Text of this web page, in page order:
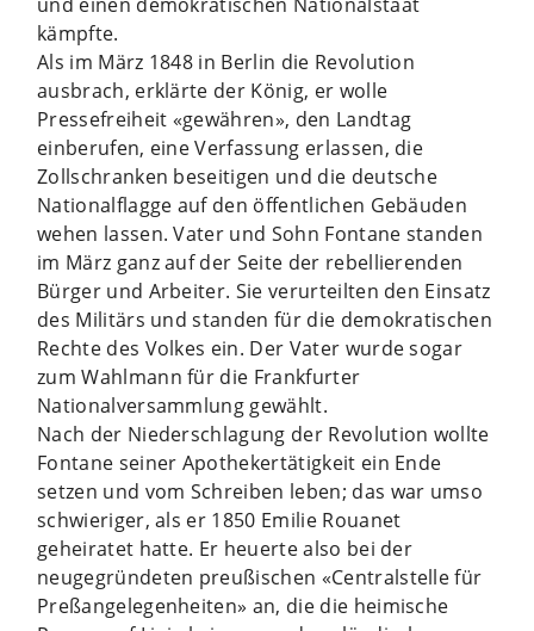
kämpfte.
Als im März 1848 in Berlin die Revolution
ausbrach, erklärte der König, er wolle
Pressefreiheit «gewähren», den Landtag
einberufen, eine Verfassung erlassen, die
Zollschranken beseitigen und die deutsche
Nationalflagge auf den öffentlichen Gebäuden
wehen lassen. Vater und Sohn Fontane standen
im März ganz auf der Seite der rebellierenden
Bürger und Arbeiter. Sie verurteilten den Einsatz
des Militärs und standen für die demokratischen
Rechte des Volkes ein. Der Vater wurde sogar
zum Wahlmann für die Frankfurter
Nationalversammlung gewählt.
Nach der Niederschlagung der Revolution wollte
Fontane seiner Apothekertätigkeit ein Ende
setzen und vom Schreiben leben; das war umso
schwieriger, als er 1850 Emilie Rouanet
geheiratet hatte. Er heuerte also bei der
neugegründeten preußischen «Centralstelle für
Preßangelegenheiten» an, die die heimische